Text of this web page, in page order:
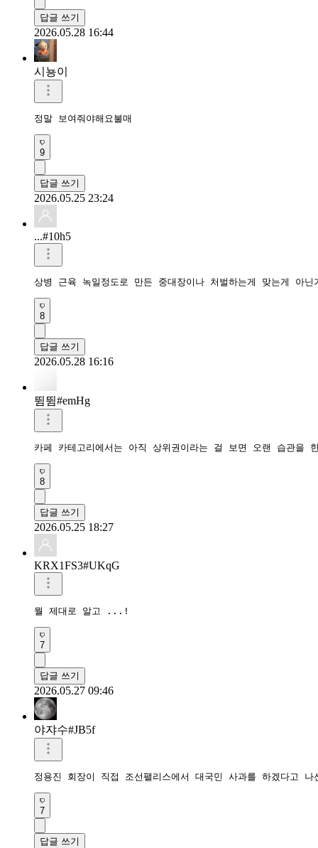
답글 쓰기
2026.05.28 16:44
시뇽이
정말 보여줘야해요불매
9
답글 쓰기
2026.05.25 23:24
...#10h5
상병 근육 녹일정도로 만든 중대장이나 처벌하는게 맞는게 아닌
8
답글 쓰기
2026.05.28 16:16
뜀뜀#emHg
카페 카테고리에서는 아직 상위권이라는 걸 보면 오랜 습관을
8
답글 쓰기
2026.05.25 18:27
KRX1FS3#UKqG
뭘 제대로 알고 ...!
7
답글 쓰기
2026.05.27 09:46
야쟈수#JB5f
정용진 회장이 직접 조선팰리스에서 대국민 사과를 하겠다고
7
답글 쓰기